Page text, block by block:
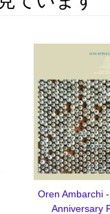
Oren Ambarchi
Anniversary